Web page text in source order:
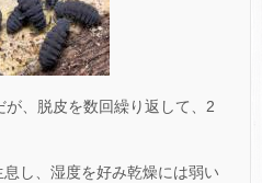
、脱皮を数回繰り返して、2
し、湿度を好み乾燥には弱い